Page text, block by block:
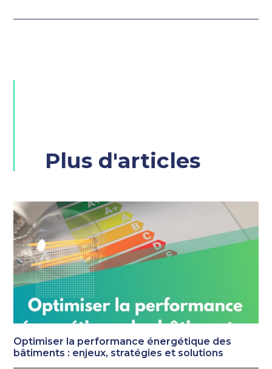
Plus d'articles
Optimiser la performance énergétique des
bâtiments : enjeux, stratégies et solutions